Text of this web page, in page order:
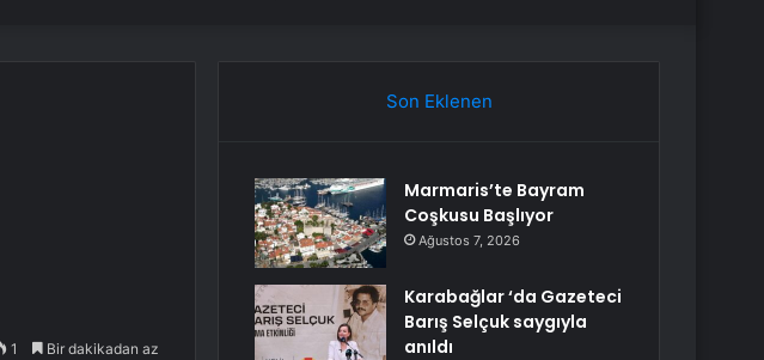
1 Bir dakikadan az
Son Eklenen
Marmaris’te Bayram
Coşkusu Başlıyor
Ağustos 7, 2026
Karabağlar ‘da Gazeteci
Barış Selçuk saygıyla
anıldı